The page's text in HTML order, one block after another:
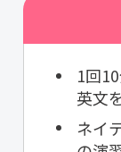
1回
英文
ネイ